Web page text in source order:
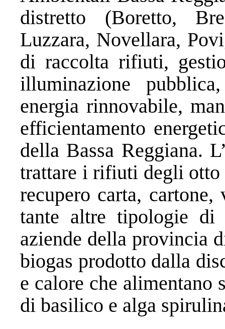
distretto (Boretto,
Luzzara, Novellara,
di raccolta rifiuti,
illuminazione
energia rinnovabile,
efficientamento
della Bassa Reggiana.
trattare i rifiuti degli otto
recupero carta,
tante altre tipologie
aziende della provincia
biogas prodotto dalla
e calore che alimentano
di basilico e alga